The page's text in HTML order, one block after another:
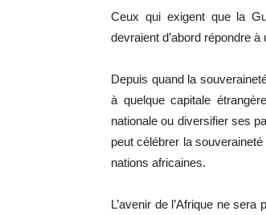
Ceux qui exigent que la
devraient d’abord répondre
Depuis quand la
à quelque capitale
nationale ou diversifier ses
peut célébrer la
nations africaines.
L’avenir de l’Afrique ne